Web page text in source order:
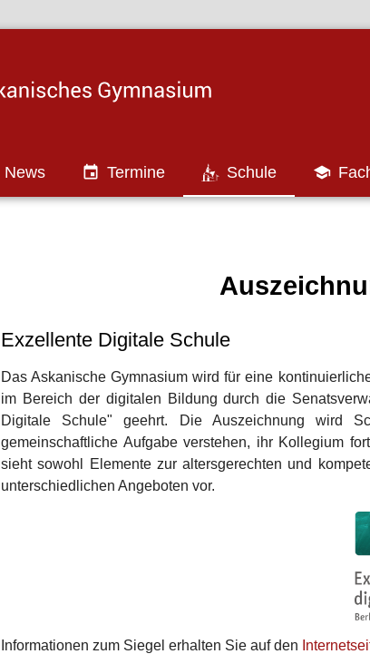
News  Termine Schule 
Exzellente Digitale Schule
Das Askanische Gymnasium wird für eine
im Bereich der digitalen Bildung durch die
Digitale Schule" geehrt. Die Auszeichnung wird
gemeinschaftliche Aufgabe verstehen, ihr Kollegium
sieht sowohl Elemente zur altersgerechten und
unterschiedlichen Angeboten vor.
Informationen zum Siegel erhalten Sie auf den